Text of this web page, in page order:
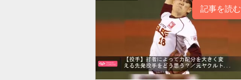
記事を読む